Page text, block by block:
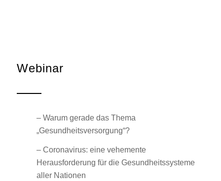
Webinar
– Warum gerade das Thema
„Gesundheitsversorgung“?
– Coronavirus: eine vehemente
Herausforderung für die Gesundheitssysteme
aller Nationen